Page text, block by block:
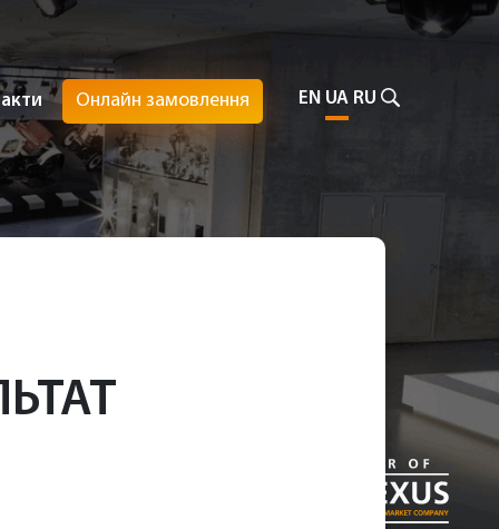
Онлайн замовлення EN UA RU